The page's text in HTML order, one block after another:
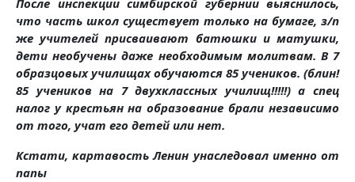
После инспекции симбирской губернии выяснилось,
что часть школ существует только на бумаге, з/п
же учителей присваивают батюшки и матушки,
дети необучены даже необходимым молитвам. В 7
образцовых училищах обучаются 85 учеников. (блин!
85 учеников на 7 двухклассных училищ!!!!!) а спец
налог у крестьян на образование брали независимо
от того, учат его детей или нет.
Кстати, картавость Ленин унаследовал именно от
папы